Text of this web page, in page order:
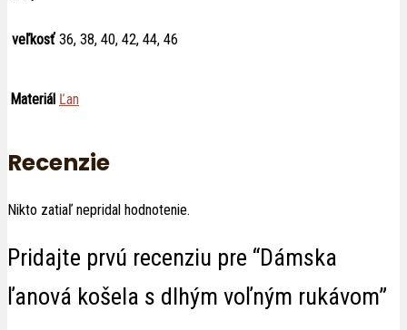
veľkosť 36, 38, 40, 42, 44, 46
Materiál Ľan
Recenzie
Nikto zatiaľ nepridal hodnotenie.
Pridajte prvú recenziu pre “Dámska
ľanová košela s dlhým voľným rukávom”